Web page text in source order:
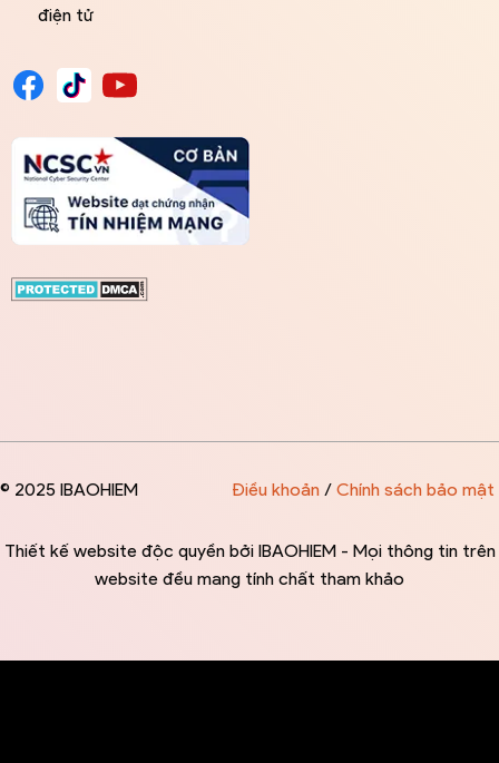
điện tử
© 2025 IBAOHIEM
Thiết kế website độc quyền bởi IBAOHIEM - Mọi thông tin trên
website đều mang tính chất tham khảo
Điều khoản/ Chính sách bảo mật